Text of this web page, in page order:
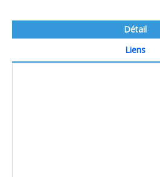
Détail
Liens